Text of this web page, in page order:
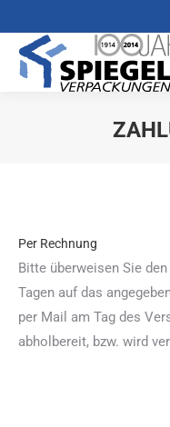
Per Rechnung
Bitte überweisen Sie
Tagen auf das
per Mail am Tag des
abholbereit, bzw. wird